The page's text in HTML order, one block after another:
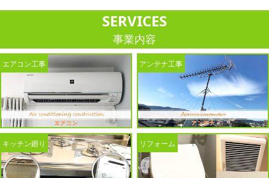
SERVICES
事業内容
エアコン工事 アンテナ工事
キッチン廻り リフォーム